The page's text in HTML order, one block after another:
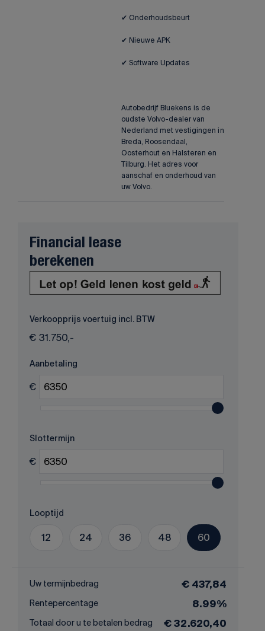
✔ Onderhoudsbeurt
✔ Nieuwe APK
✔ Software Updates
Autobedrijf Bluekens is de
oudste Volvo-dealer van
Nederland met vestigingen in
Breda, Roosendaal,
Oosterhout en Halsteren en
Tilburg. Het adres voor
aanschaf en onderhoud van
uw Volvo.
Financial lease
berekenen
Verkoopprijs voertuig incl. BTW
€ 31.750,-
Aanbetaling
€
Slottermijn
€
Looptijd
12 24 36 48 60
Uw termijnbedrag € 437,84
Rentepercentage 8.99%
Totaal door u te betalen bedrag € 32.620,40